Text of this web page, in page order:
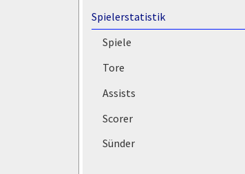
Spielerstatistik
Spiele
Tore
Assists
Scorer
Sünder